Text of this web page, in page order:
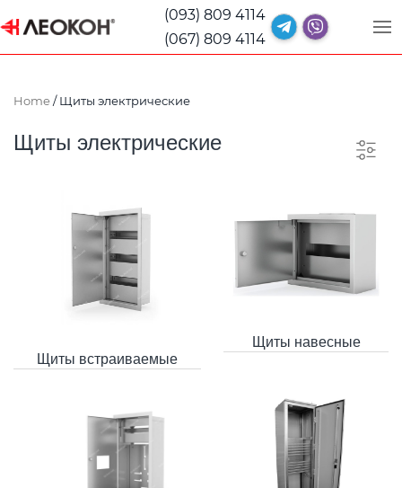
(093) 809 4114
(067) 809 4114
Home/ Щиты электрические
Щиты электрические
Щиты встраиваемые
Щиты навесные